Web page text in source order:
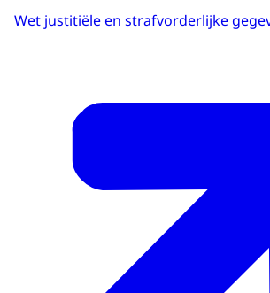
Wet justitiële en strafvorderlijke